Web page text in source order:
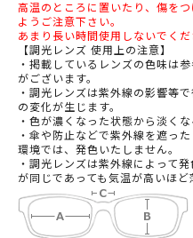
高温のところに置いたり、傷を
ようご注意下さい。
あまり長い時間使用しないでくだ
【調光レンズ 使用上の注意】
・掲載しているレンズの色味は
がございます。
・調光レンズは紫外線の影響等
の変化が生じます。
・色が濃くなった状態から淡く
・傘や防止などで紫外線を遮っ
環境では、発色いたしません。
・調光レンズは紫外線によって
が同じであっても気温が高いほど